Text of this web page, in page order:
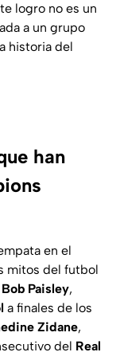
logro no es un
a un grupo
historia del
han
en el
mitos del futbol
Bob Paisley,
a finales de los
Zidane,
del Real